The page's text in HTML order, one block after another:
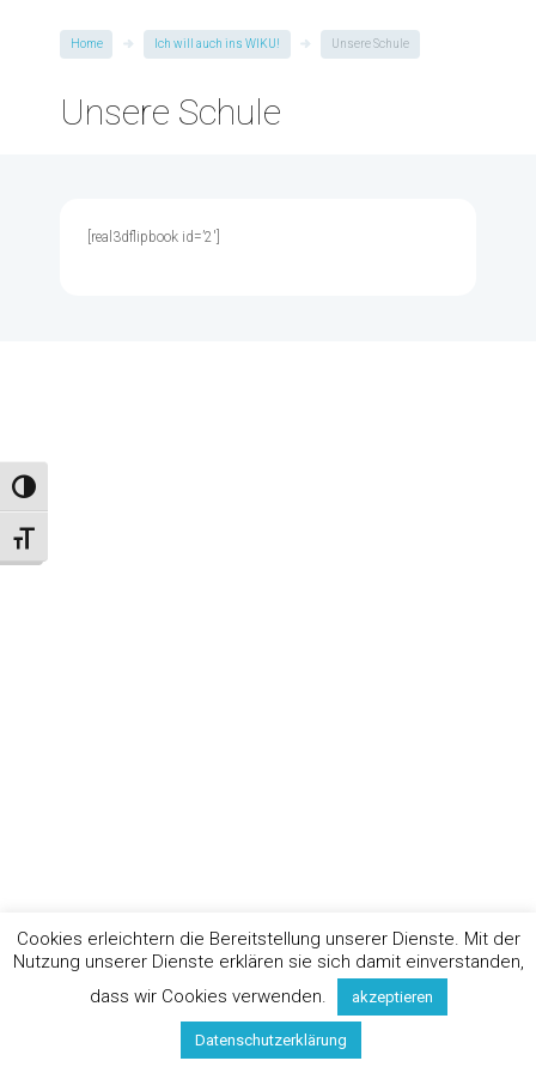
Umschalten auf hohe Kontraste
Schrift vergrößern
Home Ich will auch ins WIKU! Unsere Schule
Unsere Schule
[real3dflipbook id=’2′]
Cookies erleichtern die Bereitstellung unserer Dienste. Mit der
Nutzung unserer Dienste erklären sie sich damit einverstanden,
dass wir Cookies verwenden.
akzeptieren
Datenschutzerklärung